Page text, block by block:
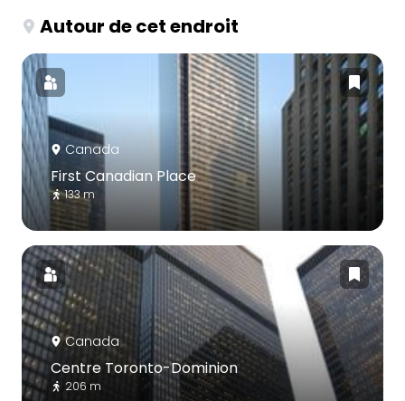
Autour de cet endroit
Canada
First Canadian Place
133 m
Canada
Centre Toronto-Dominion
206 m